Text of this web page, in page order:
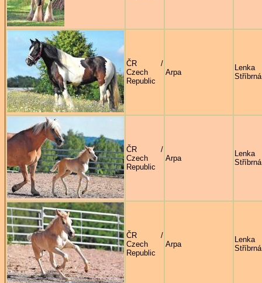
ČR /
Czech
Republic
Arpa
Lenka
Stříbrná
ČR /
Czech
Republic
Arpa
Lenka
Stříbrná
ČR /
Czech
Republic
Arpa
Lenka
Stříbrná